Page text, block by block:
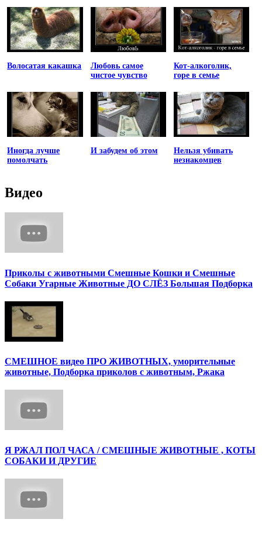
Волосатая какашка
Любовь самое
чистое чувство
Кот-алкоголик,
горе в семье
Иногда лучше
помолчать
И забудем об этом
Нельзя убивать
незнакомцев
Видео
Приколы с животными Смешные Кошки и Смешные
Собаки Угарные Животные ДО СЛЁЗ Большая Подборка
СМЕШНОЕ видео ПРО ЖИВОТНЫХ, уморительные
животные, Подборка приколов с животным, Ржака
Я РЖАЛ ПОЛ ЧАСА / СМЕШНЫЕ ЖИВОТНЫЕ , КОТЫ
СОБАКИ И ДРУГИЕ